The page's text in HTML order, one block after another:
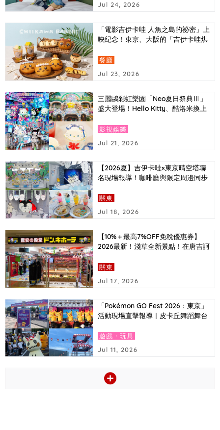
Jul 24, 2026
「電影吉伊卡哇 人魚之島的祕密」上
映紀念！東京、大阪的「吉伊卡哇烘
的造型麵包
餐廳
Jul 23, 2026
三麗鷗彩虹樂園「Neo夏日祭典Ⅲ」
盛大登場！Hello Kitty、酷洛米換上
亮相
影視娛樂
Jul 21, 2026
【2026夏】吉伊卡哇×東京晴空塔聯
名現場報導！咖啡廳與限定周邊同步
關東
Jul 18, 2026
【10%＋最高7%OFF免稅優惠券】
2026最新！淺草全新景點！在唐吉訶
值優惠券大公開！
關東
Jul 17, 2026
「Pokémon GO Fest 2026：東京」
活動現場直擊報導｜皮卡丘舞蹈舞台
遊戲・玩具
Jul 11, 2026